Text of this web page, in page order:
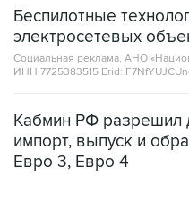
Беспилотные
электросетевых
Социальная реклама, АНО
ИНН 7725383515 Erid:
Кабмин РФ разрешил
импорт, выпуск и
Евро 3, Евро 4